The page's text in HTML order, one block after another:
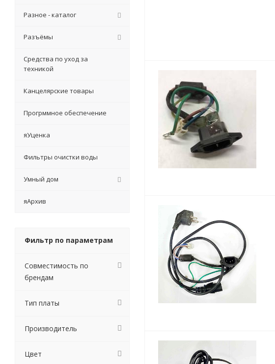
Разное - каталог
Разъёмы
Средства по уход за
техникой
Канцелярские товары
Прогрммное обеспечение
яУценка
Фильтры очистки воды
Умный дом
яАрхив
Фильтр по параметрам
Совместимость по
брендам
Тип платы
Производитель
Цвет